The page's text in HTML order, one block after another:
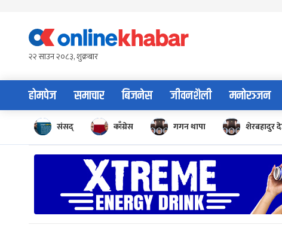
content२२ साउन २०८३, शुक्रबार
होमपेज समाचार बिजनेस जीवनशैली मनोरञ्जन
संसद् काँग्रेस गगन थापा शेरबहादुर